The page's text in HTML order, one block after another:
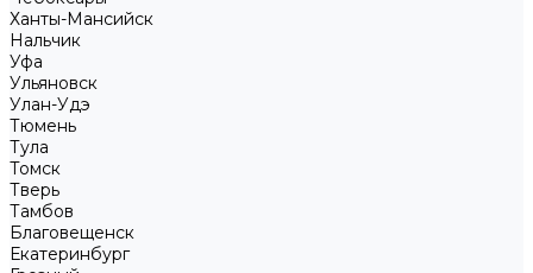
Ханты-Мансийск
Нальчик
Уфа
Ульяновск
Улан-Удэ
Тюмень
Тула
Томск
Тверь
Тамбов
Благовещенск
Екатеринбург